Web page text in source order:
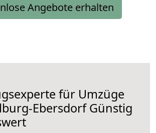
Angebote erhalten
für Umzüge
EbersdorfGünstig